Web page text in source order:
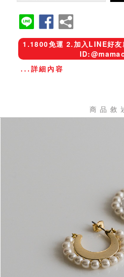
1.1800免運 2.加入LINE好友
...詳細內容
商品敘